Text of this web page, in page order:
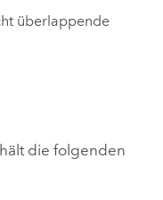
überlappende
die folgenden